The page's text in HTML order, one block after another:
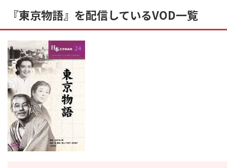
『東京物語』を配信しているVOD一覧